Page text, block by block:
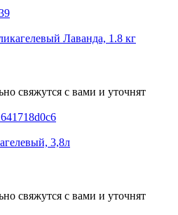
Лаванда, 1.8 кг
свяжутся с вами и уточнят
3,8л
свяжутся с вами и уточнят